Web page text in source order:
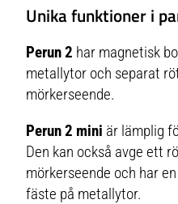
Unika funktioner i
Perun 2 har magnetisk
metallytor och separat
mörkerseende.
Perun 2 mini är lämplig
Den kan också avge ett
mörkerseende och har
fäste på metallytor.